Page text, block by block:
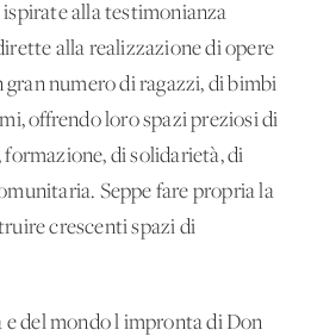
alla testimonianza
alla realizzazione di opere
numero di ragazzi, di bimbi
offrendo loro spazi preziosi di
di solidarietà, di
Seppe fare propria la
crescenti spazi di
del mondo l'impronta di Don